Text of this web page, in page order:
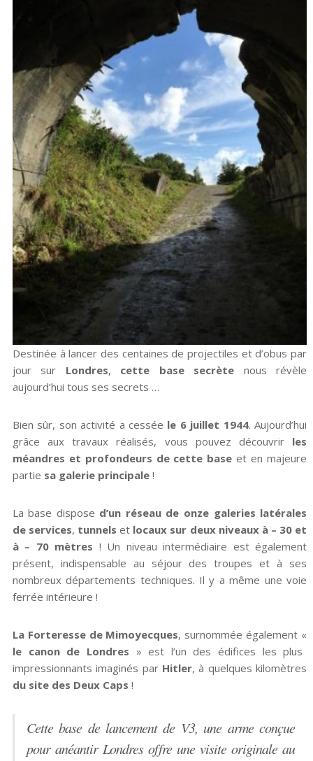
Destinée à lancer des centaines de projectiles et d’obus par
jour sur Londres, cette base secrète nous révèle
aujourd’hui tous ses secrets …
Bien sûr, son activité a cessée le 6 juillet 1944. Aujourd’hui
grâce aux travaux réalisés, vous pouvez découvrirles
méandres et profondeurs de cette base et en majeure
partie sa galerie principale!
La base dispose d’un réseau de onze galeries latérales
de services, tunnels et locaux sur deux niveaux à – 30 et
à – 70 mètres ! Un niveau intermédiaire est également
présent, indispensable au séjour des troupes et à ses
nombreux départements techniques. Il y a même une voie
ferrée intérieure !
La Forteresse de Mimoyecques, surnommée également «
le canon de Londres » est l’un des édifices les plus
impressionnants imaginés parHitler, à quelques kilomètres
du site des Deux Caps !
Cette base de lancement de V3, une arme conçue
pour anéantir Londres offre une visite originale au